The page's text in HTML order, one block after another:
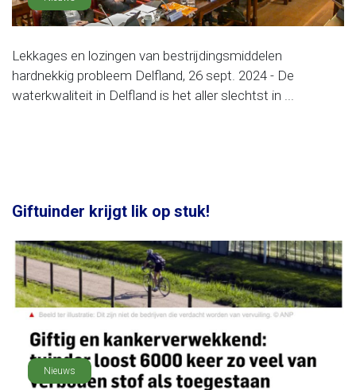
Lekkages en lozingen van bestrijdingsmiddelen
hardnekkig probleem Delfland, 26 sept. 2024 - De
waterkwaliteit in Delfland is het aller slechtst in ...
Giftuinder krijgt lik op stuk!
Nieuws